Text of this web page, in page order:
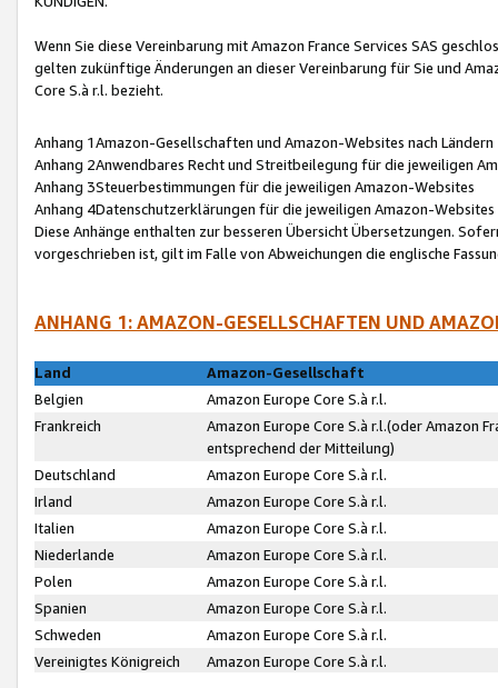
Wenn Sie diese Vereinbarung mit Amazon France Services SAS
gelten zukünftige Änderungen an dieser Vereinbarung für Sie und
Core S.à r.l. bezieht.
Anhang 1Amazon-Gesellschaften und Amazon-Websites nach Ländern
Anhang 2Anwendbares Recht und Streitbeilegung für die jeweiligen
Anhang 3Steuerbestimmungen für die jeweiligen Amazon-Websites
Anhang 4Datenschutzerklärungen für die jeweiligen Amazon-Websites
Diese Anhänge enthalten zur besseren Übersicht Übersetzungen.
vorgeschrieben ist, gilt im Falle von Abweichungen die englische
ANHANG 1: AMAZON-GESELLSCHAFTEN UND
Land
Amazon-Gesellschaft
Belgien
Amazon Europe Core S.à r.l.
Frankreich
Amazon Europe Core S.à r.l.(oder Amazon
entsprechend der Mitteilung)
Deutschland
Amazon Europe Core S.à r.l.
Irland
Amazon Europe Core S.à r.l.
Italien
Amazon Europe Core S.à r.l.
Niederlande
Amazon Europe Core S.à r.l.
Polen
Amazon Europe Core S.à r.l.
Spanien
Amazon Europe Core S.à r.l.
Schweden
Amazon Europe Core S.à r.l.
Vereinigtes Königreich
Amazon Europe Core S.à r.l.